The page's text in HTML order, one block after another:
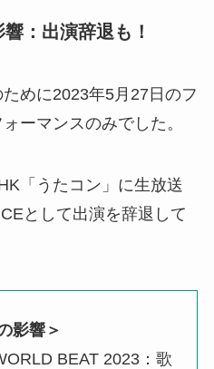
：出演辞退も！
めに2023年5月27日のフ
ーマンスのみでした。
「うたコン」に生放送
として出演を辞退して
影響＞
BEAT 2023：歌